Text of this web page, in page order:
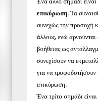
επικύρωση.Τα
συνεχώς την προσοχή
άλλους, ενώ
βοήθειας ως
συνεχίσουν να
για να τροφοδοτήσουν
επικύρωση.
Ένα τρίτο σημάδι